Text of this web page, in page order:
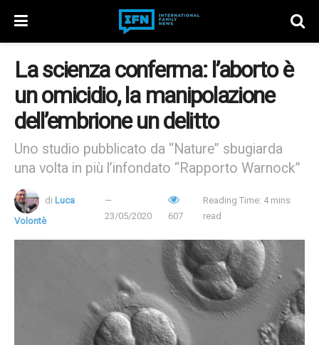
La scienza conferma: l’aborto è
un omicidio, la manipolazione
dell’embrione un delitto
Uno studio pubblicato da “Nature” sbugiarda
una volta in più l’infondato “Rapporto Warnock”
di Luca
Volontè
23/05/2020 607
Reading Time: 4 mins
read